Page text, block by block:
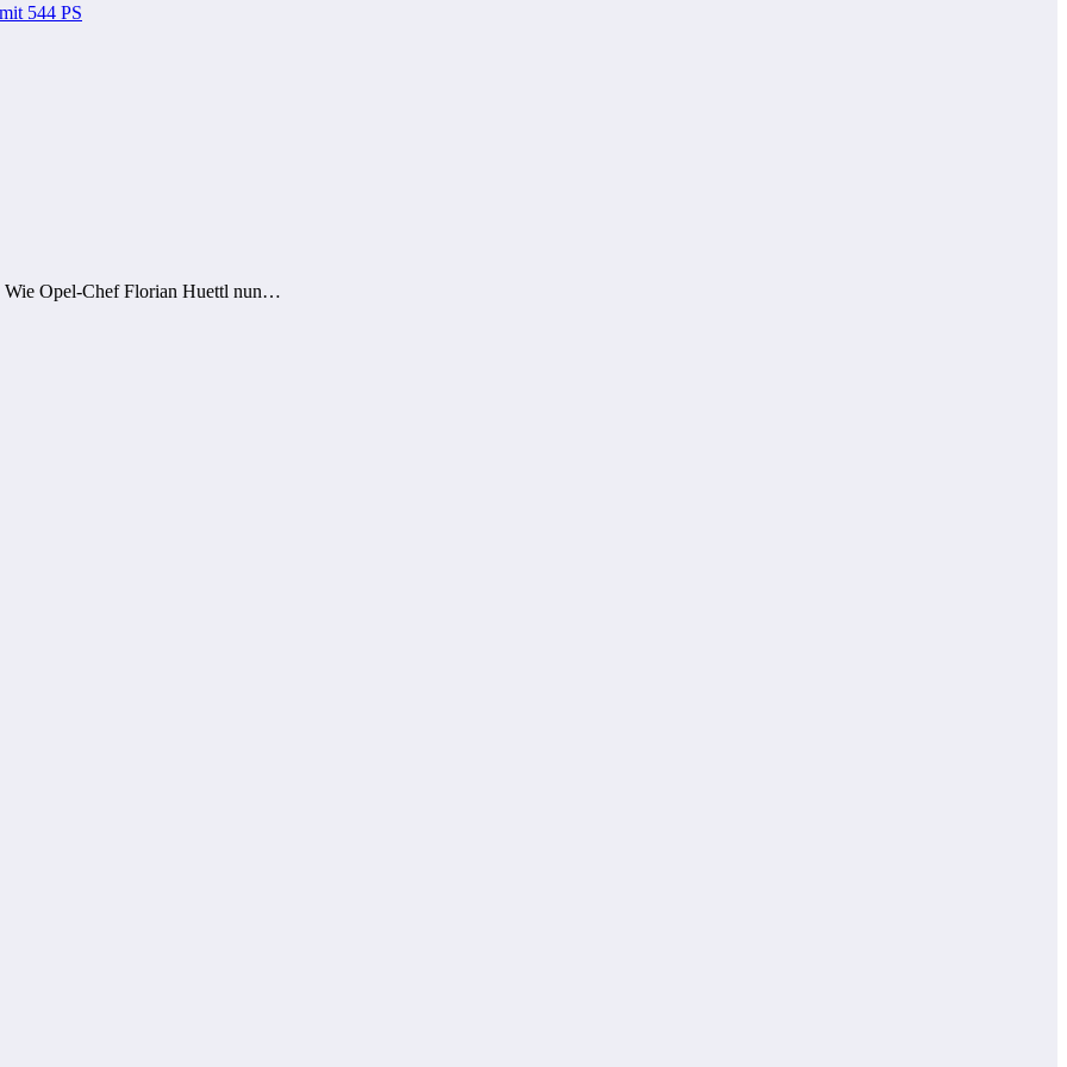
544 PS
Wie Opel-Chef Florian Huettl nun…